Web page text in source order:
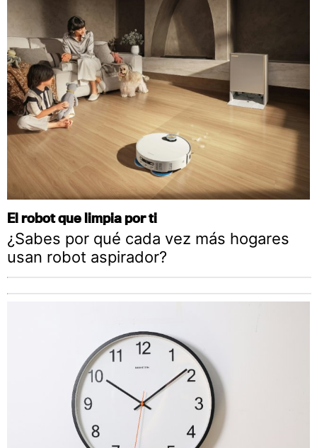
El robot que limpia por ti
¿Sabes por qué cada vez más hogares
usan robot aspirador?